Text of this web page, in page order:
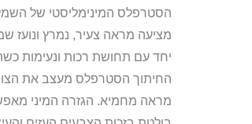
הסטרפלס המינימליסטי של
מציעה מראה צעיר, נמרץ ונועז
יחד עם תחושת רכות ונעימות
החיתוך הסטרפלס מעצב את
מראה מחמיא. הגזרה המיני